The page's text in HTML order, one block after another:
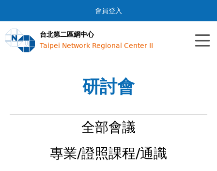
Jump to navigation
會員登入
台北第二區網中心
Taipei Network Regional Center II
研討會
全部會議
專業/證照課程/通識